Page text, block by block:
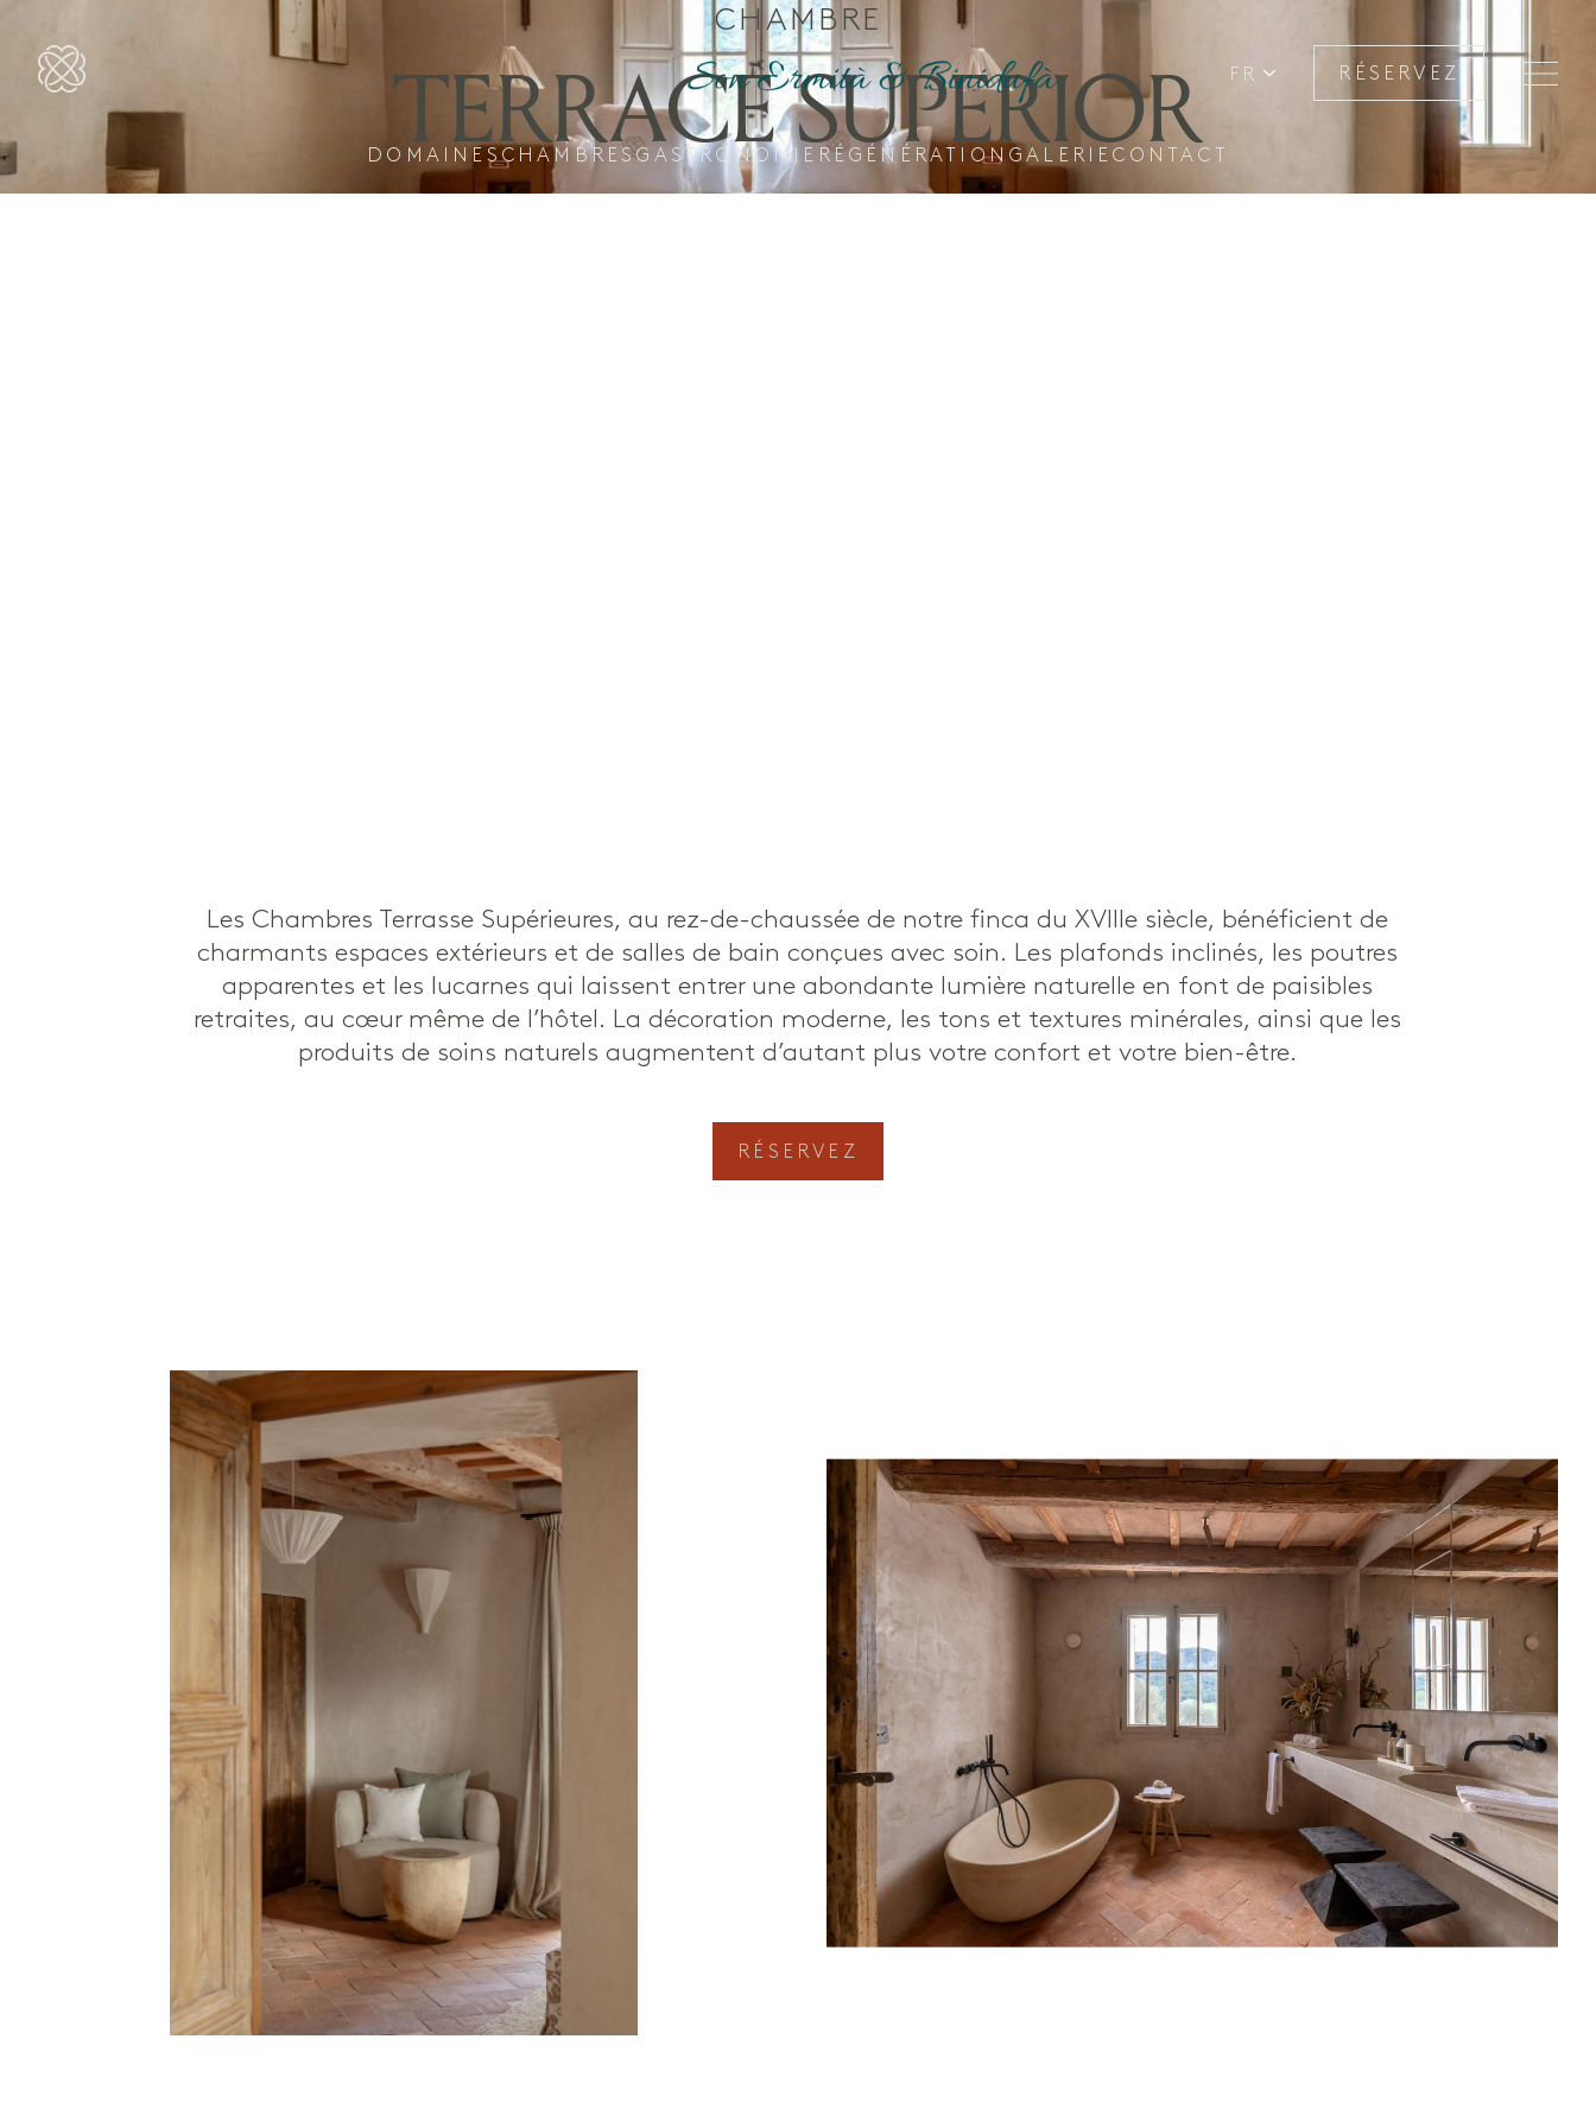
FR RÉSERVEZ
DOMAINESCHAMBRESGASTRONOMIE RÉGÉNÉRATION GALERIE CONTACT
CHAMBRE
TERRACE SUPERIOR
Les Chambres Terrasse Supérieures, au rez-de-chaussée de notre finca du XVIIIe siècle, bénéficient de
charmants espaces extérieurs et de salles de bain conçues avec soin. Les plafonds inclinés, les poutres
apparentes et les lucarnes qui laissent entrer une abondante lumière naturelle en font de paisibles
retraites, au cœur même de l’hôtel. La décoration moderne, les tons et textures minérales, ainsi que les
produits de soins naturels augmentent d’autant plus votre confort et votre bien-être.
RÉSERVEZ